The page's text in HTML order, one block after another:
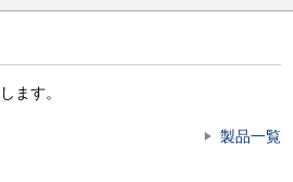
ます。
製品一覧